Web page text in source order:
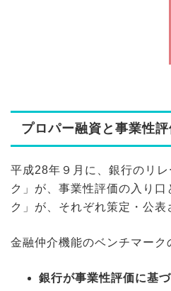
プロパー融資と事業性評
平成28年９月に、銀行のリ
ク」が、事業性評価の入り
ク」が、それぞれ策定・公表
金融仲介機能のベンチマーク
銀行が事業性評価に基